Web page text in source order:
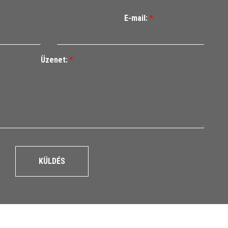
E-mail: *
Üzenet: *
KÜLDÉS